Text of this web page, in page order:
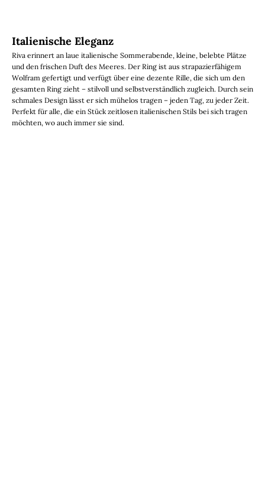
Italienische Eleganz
Riva erinnert an laue italienische Sommerabende, kleine, belebte Plätze
und den frischen Duft des Meeres. Der Ring ist aus strapazierfähigem
Wolfram gefertigt und verfügt über eine dezente Rille, die sich um den
gesamten Ring zieht – stilvoll und selbstverständlich zugleich. Durch sein
schmales Design lässt er sich mühelos tragen – jeden Tag, zu jeder Zeit.
Perfekt für alle, die ein Stück zeitlosen italienischen Stils bei sich tragen
möchten, wo auch immer sie sind.